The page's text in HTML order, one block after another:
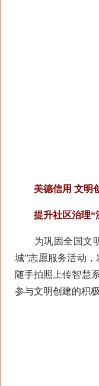
美德信用 文明
提升社区治理“
为巩固全国文明
城”志愿服务活动
随手拍照上传智慧
参与文明创建的积极